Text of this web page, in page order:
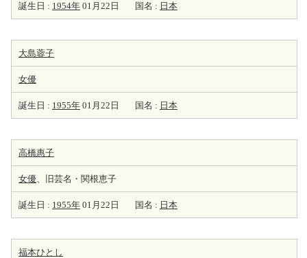
誕生日 : 1954年 01月22日 国名 : 日本
大島蓉子
女優
誕生日 : 1955年 01月22日 国名 : 日本
高橋惠子
女優、旧芸名・関根恵子
誕生日 : 1955年 01月22日 国名 : 日本
福本ひとし